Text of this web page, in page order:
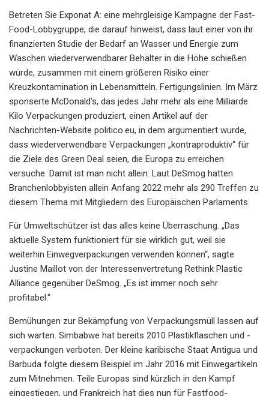
Betreten Sie Exponat A: eine mehrgleisige Kampagne der Fast-
Food-Lobbygruppe, die darauf hinweist, dass laut einer von ihr
finanzierten Studie der Bedarf an Wasser und Energie zum
Waschen wiederverwendbarer Behälter in die Höhe schießen
würde, zusammen mit einem größeren Risiko einer
Kreuzkontamination in Lebensmitteln. Fertigungslinien. Im März
sponserte McDonald's, das jedes Jahr mehr als eine Milliarde
Kilo Verpackungen produziert, einen Artikel auf der
Nachrichten-Website politico.eu, in dem argumentiert wurde,
dass wiederverwendbare Verpackungen „kontraproduktiv“ für
die Ziele des Green Deal seien, die Europa zu erreichen
versuche. Damit ist man nicht allein: Laut DeSmog hatten
Branchenlobbyisten allein Anfang 2022 mehr als 290 Treffen zu
diesem Thema mit Mitgliedern des Europäischen Parlaments.
Für Umweltschützer ist das alles keine Überraschung. „Das
aktuelle System funktioniert für sie wirklich gut, weil sie
weiterhin Einwegverpackungen verwenden können“, sagte
Justine Maillot von der Interessenvertretung Rethink Plastic
Alliance gegenüber DeSmog. „Es ist immer noch sehr
profitabel.“
Bemühungen zur Bekämpfung von Verpackungsmüll lassen auf
sich warten. Simbabwe hat bereits 2010 Plastikflaschen und -
verpackungen verboten. Der kleine karibische Staat Antigua und
Barbuda folgte diesem Beispiel im Jahr 2016 mit Einwegartikeln
zum Mitnehmen. Teile Europas sind kürzlich in den Kampf
eingestiegen, und Frankreich hat dies nun für Fastfood-